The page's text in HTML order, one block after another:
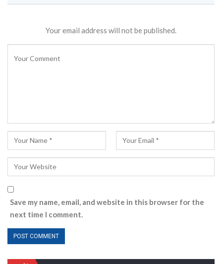
Your email address will not be published.
Save my name, email, and website in this browser for the
next time I comment.